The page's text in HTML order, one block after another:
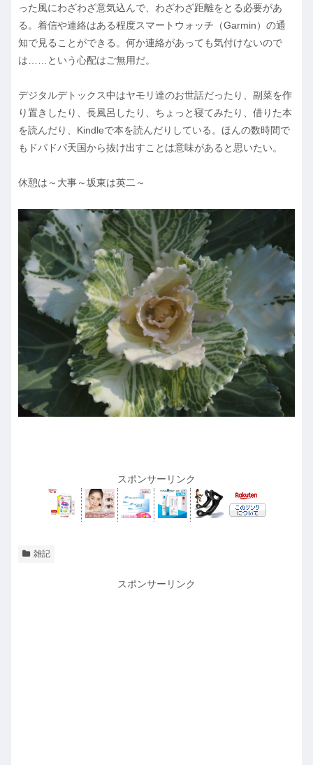
った風にわざわざ意気込んで、わざわざ距離をとる必要があ
る。着信や連絡はある程度スマートウォッチ（Garmin）の通
知で見ることができる。何か連絡があっても気付けないので
は……という心配はご無用だ。
デジタルデトックス中はヤモリ達のお世話だったり、副菜を作
り置きしたり、長風呂したり、ちょっと寝てみたり、借りた本
を読んだり、Kindleで本を読んだりしている。ほんの数時間で
もドパドパ天国から抜け出すことは意味があると思いたい。
休憩は～大事～坂東は英二～
スポンサーリンク
雑記
スポンサーリンク